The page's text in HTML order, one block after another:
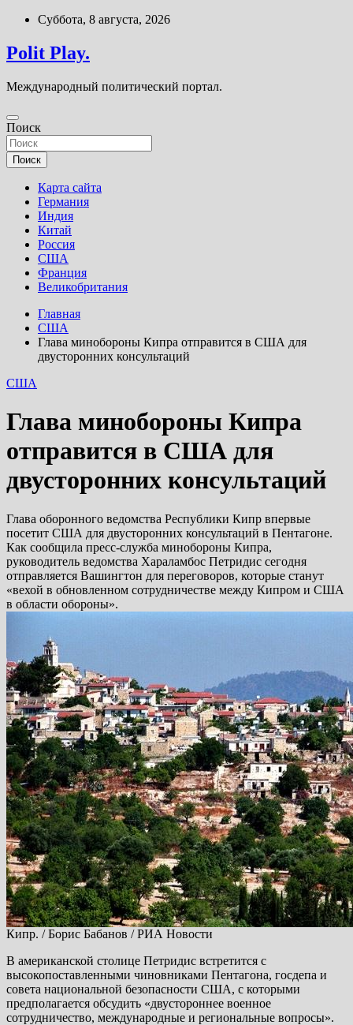
Перейти
содержимому
Суббота, 8 августа, 2026
Polit Play.
Международный политический портал.
Поиск
Поиск
Карта сайта
Германия
Индия
Китай
Россия
США
Франция
Великобритания
Главная
США
Глава минобороны Кипра отправится в США для
двусторонних консультаций
США
Глава минобороны Кипра
отправится в США для
двусторонних консультаций
Глава оборонного ведомства Республики Кипр впервые
посетит США для двусторонних консультаций в Пентагоне.
Как сообщила пресс-служба минобороны Кипра,
руководитель ведомства Хараламбос Петридис сегодня
отправляется Вашингтон для переговоров, которые станут
«вехой в обновленном сотрудничестве между Кипром и США
в области обороны».
Кипр. / Борис Бабанов / РИА Новости
В американской столице Петридис встретится с
высокопоставленными чиновниками Пентагона, госдепа и
совета национальной безопасности США, с которыми
предполагается обсудить «двустороннее военное
сотрудничество, международные и региональные вопросы».